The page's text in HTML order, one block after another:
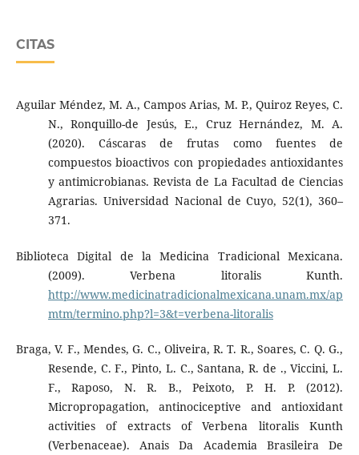
CITAS
Aguilar Méndez, M. A., Campos Arias, M. P., Quiroz Reyes, C.
N., Ronquillo-de Jesús, E., Cruz Hernández, M. A.
(2020). Cáscaras de frutas como fuentes de
compuestos bioactivos con propiedades antioxidantes
y antimicrobianas. Revista de La Facultad de Ciencias
Agrarias. Universidad Nacional de Cuyo, 52(1), 360–
371.
Biblioteca Digital de la Medicina Tradicional Mexicana.
(2009). Verbena litoralis Kunth.
http://www.medicinatradicionalmexicana.unam.mx/ap
mtm/termino.php?l=3&t=verbena-litoralis
Braga, V. F., Mendes, G. C., Oliveira, R. T. R., Soares, C. Q. G.,
Resende, C. F., Pinto, L. C., Santana, R. de ., Viccini, L.
F., Raposo, N. R. B., Peixoto, P. H. P. (2012).
Micropropagation, antinociceptive and antioxidant
activities of extracts of Verbena litoralis Kunth
(Verbenaceae). Anais Da Academia Brasileira De